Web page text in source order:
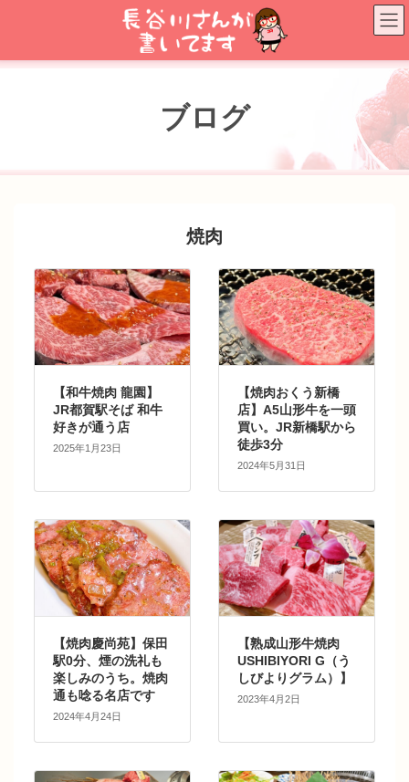
ン
プ
ー
動
ブログ
焼肉
【和牛焼肉 龍園】
JR都賀駅そば 和牛
好きが通う店
2025年1月23日
【焼肉おくう新橋
店】A5山形牛を一頭
買い。JR新橋駅から
徒歩3分
2024年5月31日
【焼肉慶尚苑】保田
駅0分、煙の洗礼も
楽しみのうち。焼肉
通も唸る名店です
2024年4月24日
【熟成山形牛焼肉
USHIBIYORI G（う
しびよりグラム）】
2023年4月2日